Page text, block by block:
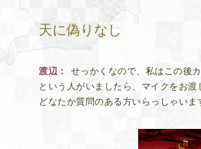
天に偽りなし
渡辺
せっかくなので、私はこの後
という人がいましたら、マイクをお渡
どなたか質問のある方いらっしゃいま